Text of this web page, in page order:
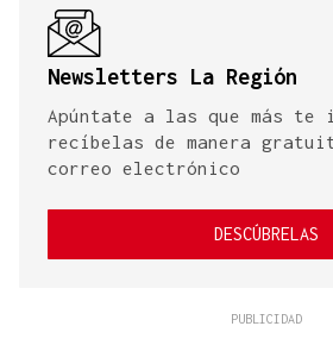
Newsletters La Región
Apúntate a las que más te
recíbelas de manera
correo electrónico
DESCÚBRELAS